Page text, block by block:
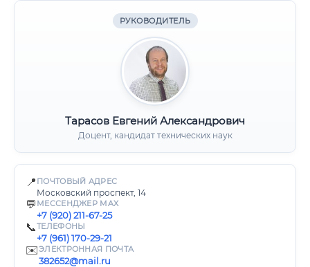
РУКОВОДИТЕЛЬ
Тарасов Евгений Александрович
Доцент, кандидат технических наук
📍 ПОЧТОВЫЙ АДРЕС
Московский проспект, 14
💬 МЕССЕНДЖЕР MAX
+7 (920) 211-67-25
📞ТЕЛЕФОНЫ
+7 (961) 170-29-21
✉️ЭЛЕКТРОННАЯ ПОЧТА
382652@mail.ru